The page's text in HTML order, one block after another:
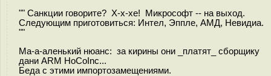
"" Санкции говорите? Х-х-хе! Микрософт -- на выход.
Следующим приготовиться: Интел, Эппле, АМД, Невидиа.
""
Ма-а-аленький нюанс: за кирины они _платят_ сборщику
дани ARM HoCoInc...
Беда с этими импортозамещениями.